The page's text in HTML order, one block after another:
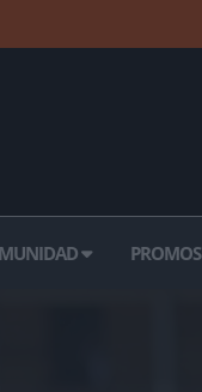
PROMOS